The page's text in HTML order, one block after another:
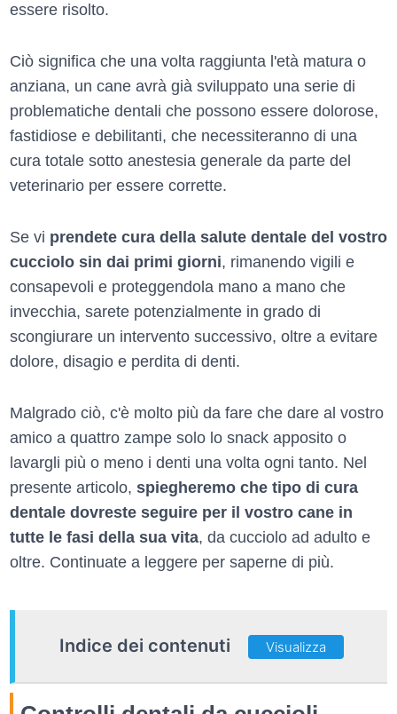
essere risolto.
Ciò significa che una volta raggiunta l'età matura o
anziana, un cane avrà già sviluppato una serie di
problematiche dentali che possono essere dolorose,
fastidiose e debilitanti, che necessiteranno di una
cura totale sotto anestesia generale da parte del
veterinario per essere corrette.
Se vi prendete cura della salute dentale del vostro
cucciolo sin dai primi giorni, rimanendo vigili e
consapevoli e proteggendola mano a mano che
invecchia, sarete potenzialmente in grado di
scongiurare un intervento successivo, oltre a evitare
dolore, disagio e perdita di denti.
Malgrado ciò, c'è molto più da fare che dare al vostro
amico a quattro zampe solo lo snack apposito o
lavargli più o meno i denti una volta ogni tanto. Nel
presente articolo, spiegheremo che tipo di cura
dentale dovreste seguire per il vostro cane in
tutte le fasi della sua vita, da cucciolo ad adulto e
oltre. Continuate a leggere per saperne di più.
Indice dei contenuti Visualizza